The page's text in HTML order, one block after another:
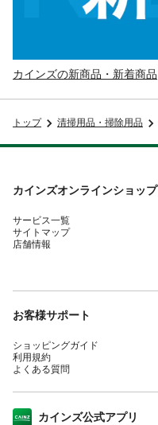
カインズの新商品・新着商品
トップ 清掃用品・掃除用品
カインズオンラインショップ
サービス一覧
サイトマップ
店舗情報
お客様サポート
ショッピングガイド
利用規約
よくある質問
カインズ公式アプリ